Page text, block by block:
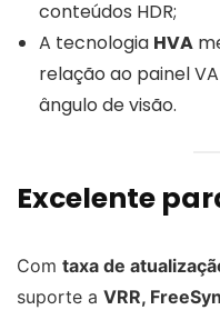
conteúdos HDR;
A tecnologia HVA
relação ao painel
ângulo de visão.
Excelente
Com taxa de
suporte a VRR,